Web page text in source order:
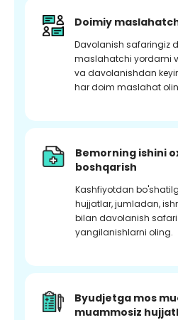
Doimiy
Davolanish safaringiz
maslahatchi yordami
va davolanishdan
har doim maslahat
Bemorning ishini
boshqarish
Kashfiyotdan
hujjatlar, jumladan,
bilan davolanish
yangilanishlarni oling.
Byudjetga mos
muammosiz